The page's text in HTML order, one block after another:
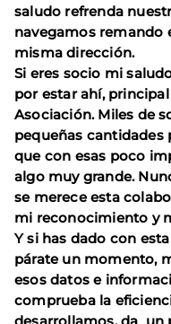
saludo refrenda
navegamos remando
misma dirección.
Si eres socio mi
por estar ahí,
Asociación. Miles de
pequeñas
que con esas poco
algo muy grande.
se merece esta
mi reconocimiento y
Y si has dado con
párate un momento,
esos datos e
comprueba la